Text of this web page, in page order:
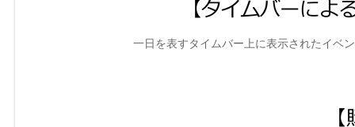
一日を表すタイムバー上に表示されたイベ